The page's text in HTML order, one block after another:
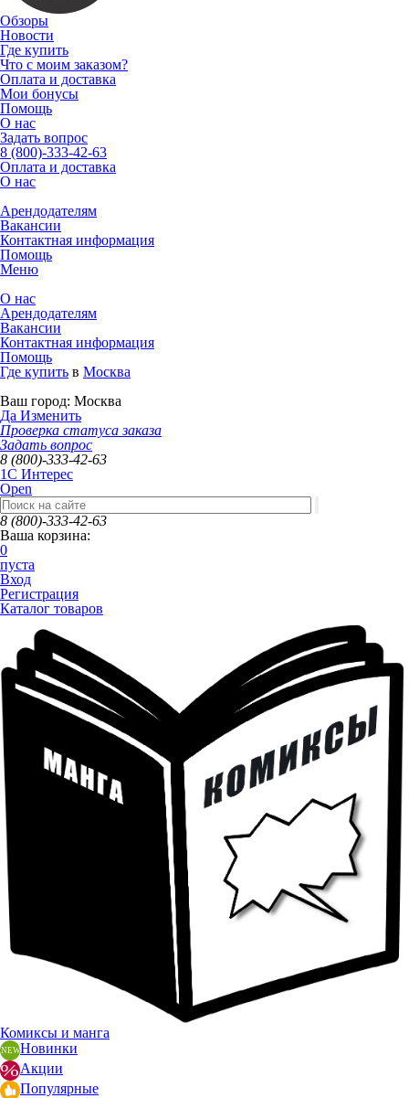
Обзоры
Новости
Где купить
Что с моим заказом?
Оплата и доставка
Мои бонусы
Помощь
О нас
Задать вопрос
8 (800)-333-42-63
Оплата и доставка
О нас
Арендодателям
Вакансии
Контактная информация
Помощь
Меню
О нас
Арендодателям
Вакансии
Контактная информация
Помощь
Где купить в Москва
Ваш город: Москва
Да Изменить
Проверка статуса заказа
Задать вопрос
8 (800)-333-42-63
1C Интерес
Open
8 (800)-333-42-63
Ваша корзина:
0
пуста
Вход
Регистрация
Каталог товаров
Комиксы и манга
Новинки
Акции
Популярные